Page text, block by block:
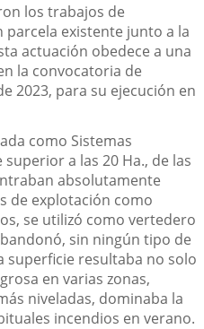
los trabajos de
existente junto a la
actuación obedece a una
la convocatoria de
2023, para su ejecución en
como Sistemas
a las 20 Ha., de las
absolutamente
de explotación como
se utilizó como vertedero
sin ningún tipo de
superficie resultaba no solo
en varias zonas,
niveladas, dominaba la
incendios en verano.